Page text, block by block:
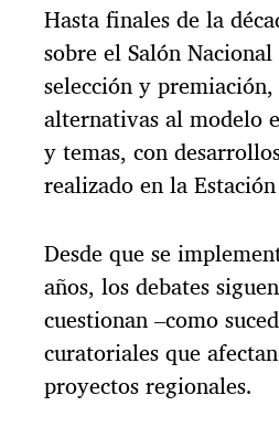
Hasta finales de la
sobre el Salón
selección y
alternativas al modelo
y temas, con
realizado en la
Desde que se
años, los debates
cuestionan –como
curatoriales que
proyectos regionales.